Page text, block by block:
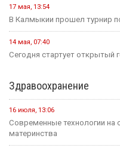
17 мая, 13:54
В Калмыкии прошел турнир
14 мая, 07:40
Сегодня стартует открытый
Здравоохранение
16 июля, 13:06
Современные технологии на
материнства